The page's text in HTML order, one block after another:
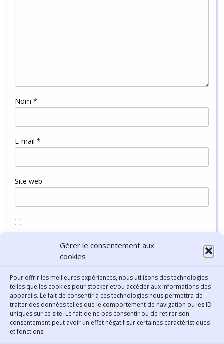
Gérer le consentement aux
cookies
Pour offrir les meilleures expériences, nous utilisons des technologies
telles que les cookies pour stocker et/ou accéder aux informations des
appareils. Le fait de consentir à ces technologies nous permettra de
traiter des données telles que le comportement de navigation ou les ID
uniques sur ce site. Le fait de ne pas consentir ou de retirer son
consentement peut avoir un effet négatif sur certaines caractéristiques
et fonctions.
Nom *
E-mail *
Site web
navigateur pour mon prochain commentaire.